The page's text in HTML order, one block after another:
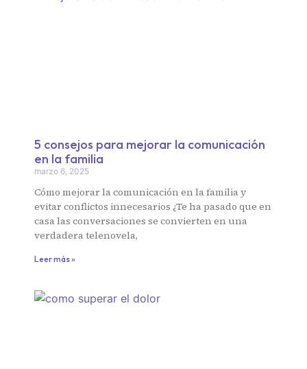
5 consejos para mejorar la comunicación
en la familia
marzo 6, 2025
Cómo mejorar la comunicación en la familia y
evitar conflictos innecesarios ¿Te ha pasado que en
casa las conversaciones se convierten en una
verdadera telenovela,
Leer más »